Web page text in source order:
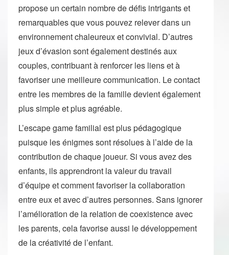
propose un certain nombre de défis intrigants et
remarquables que vous pouvez relever dans un
environnement chaleureux et convivial. D’autres
jeux d’évasion sont également destinés aux
couples, contribuant à renforcer les liens et à
favoriser une meilleure communication. Le contact
entre les membres de la famille devient également
plus simple et plus agréable.
L’escape game familial est plus pédagogique
puisque les énigmes sont résolues à l’aide de la
contribution de chaque joueur. Si vous avez des
enfants, ils apprendront la valeur du travail
d’équipe et comment favoriser la collaboration
entre eux et avec d’autres personnes. Sans ignorer
l’amélioration de la relation de coexistence avec
les parents, cela favorise aussi le développement
de la créativité de l’enfant.